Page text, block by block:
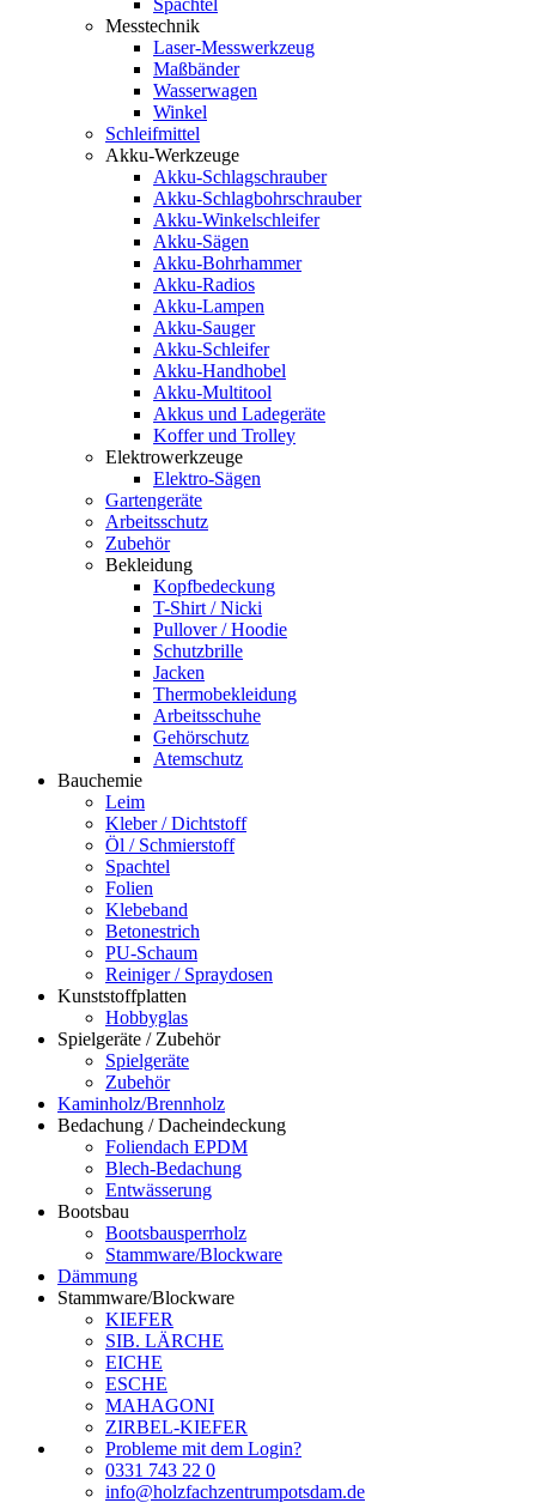
Spachtel
Messtechnik
Laser-Messwerkzeug
Maßbänder
Wasserwagen
Winkel
Schleifmittel
Akku-Werkzeuge
Akku-Schlagschrauber
Akku-Schlagbohrschrauber
Akku-Winkelschleifer
Akku-Sägen
Akku-Bohrhammer
Akku-Radios
Akku-Lampen
Akku-Sauger
Akku-Schleifer
Akku-Handhobel
Akku-Multitool
Akkus und Ladegeräte
Koffer und Trolley
Elektrowerkzeuge
Elektro-Sägen
Gartengeräte
Arbeitsschutz
Zubehör
Bekleidung
Kopfbedeckung
T-Shirt / Nicki
Pullover / Hoodie
Schutzbrille
Jacken
Thermobekleidung
Arbeitsschuhe
Gehörschutz
Atemschutz
Bauchemie
Leim
Kleber / Dichtstoff
Öl / Schmierstoff
Spachtel
Folien
Klebeband
Betonestrich
PU-Schaum
Reiniger / Spraydosen
Kunststoffplatten
Hobbyglas
Spielgeräte / Zubehör
Spielgeräte
Zubehör
Kaminholz/Brennholz
Bedachung / Dacheindeckung
Foliendach EPDM
Blech-Bedachung
Entwässerung
Bootsbau
Bootsbausperrholz
Stammware/Blockware
Dämmung
Stammware/Blockware
KIEFER
SIB. LÄRCHE
EICHE
ESCHE
MAHAGONI
ZIRBEL-KIEFER
Probleme mit dem Login?
0331 743 22 0
info@holzfachzentrumpotsdam.de